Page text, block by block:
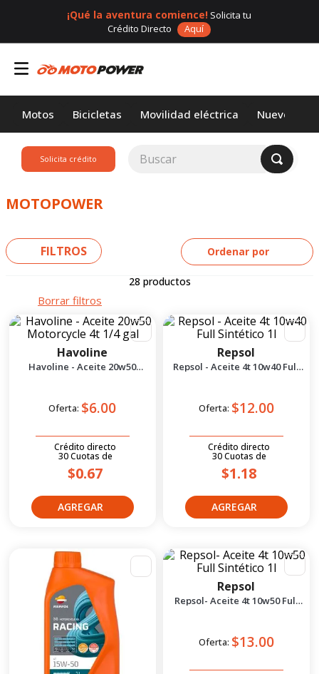
¡Qué la aventura comience! Solicita tu
Crédito Directo
Aquí
Motos Bicicletas Movilidad eléctrica Nuevos
Solicita crédito
Buscar
MOTOPOWER
FILTROS Ordenar por
28 productos
Havoline
Havoline - Aceite 20w50
Oferta: $6.00
Crédito directo
30Cuotas de
$0.67
Repsol
Repsol - Aceite 4t 10w40 Full
Oferta: $12.00
Crédito directo
30Cuotas de
$1.18
Repsol
Repsol- Aceite 4t 10w50 Full
Oferta: $13.00
motor 1
motos daytona
factory